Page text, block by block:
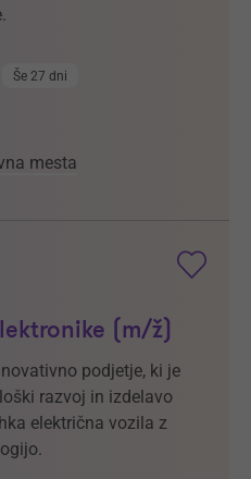
Še 27 dni
mesta
(m/ž)
podjetje, ki je
razvoj in izdelavo
električna vozila z